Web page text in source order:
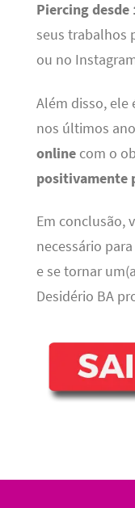
Piercing desde
seus trabalhos
ou no
Além disso, ele
nos últimos
onlinecom o
positivamente
Em conclusão,
necessário
e se tornar
Desidério BA